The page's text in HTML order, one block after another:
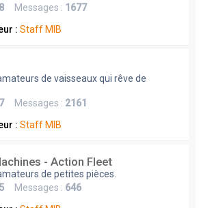
Messages : 1677
: Staff MIB
de vaisseaux qui rêve de
Messages : 2161
: Staff MIB
- Action Fleet
de petites pièces.
Messages : 646